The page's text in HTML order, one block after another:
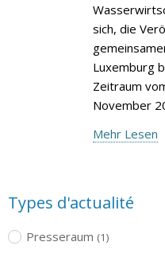
sich, die
Luxemburg
Zeitraum
November
Mehr Lesen
Types d'actualité
Presseraum (1)